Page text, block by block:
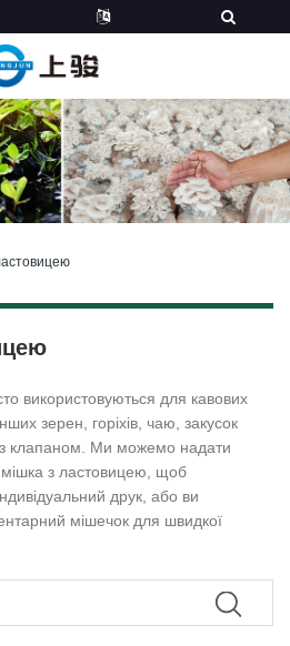
використовуються для кавових
зерен, горіхів, чаю, закусок
клапаном. Ми можемо надати
з ластовицею, щоб
друк, або ви
мішечок для швидкої